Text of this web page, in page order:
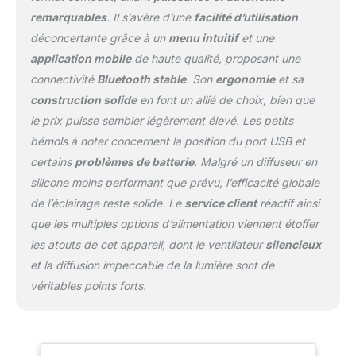
également être alimentée
par une banque
et un adaptateur DC, ce
qui rend l'éclairage
extérieur plus facile que
jamais. [ Commande par
Bluetooth et Bouton ] Le
ZY Vega APP prend en
charge la mise en réseau
Bluetooth, ce qui permet
de faire varier l'intensité
lumineuse à distance et
les préréglages de votre
X60 RGB eclairage video.
remarquables. Il s’avère d’une facilité d’utilisation
déconcertante grâce à un menu intuitifet une
application mobilede haute qualité, proposant une
connectivité Bluetooth stable. Son ergonomieet sa
construction solideen font un allié de choix, bien que
le prix puisse sembler légèrement élevé. Les petits
bémols à noter concernent la position du port USB et
certains problèmes de batterie. Malgré un diffuseur en
silicone moins performant que prévu, l’efficacité globale
de l’éclairage reste solide. Le service clientréactif ainsi
que les multiples options d’alimentation viennent étoffer
les atouts de cet appareil, dont le ventilateursilencieux
et la diffusion impeccable de la lumière sont de
véritables points forts.